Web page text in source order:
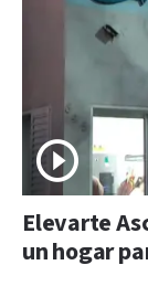
Elevarte
un hogar